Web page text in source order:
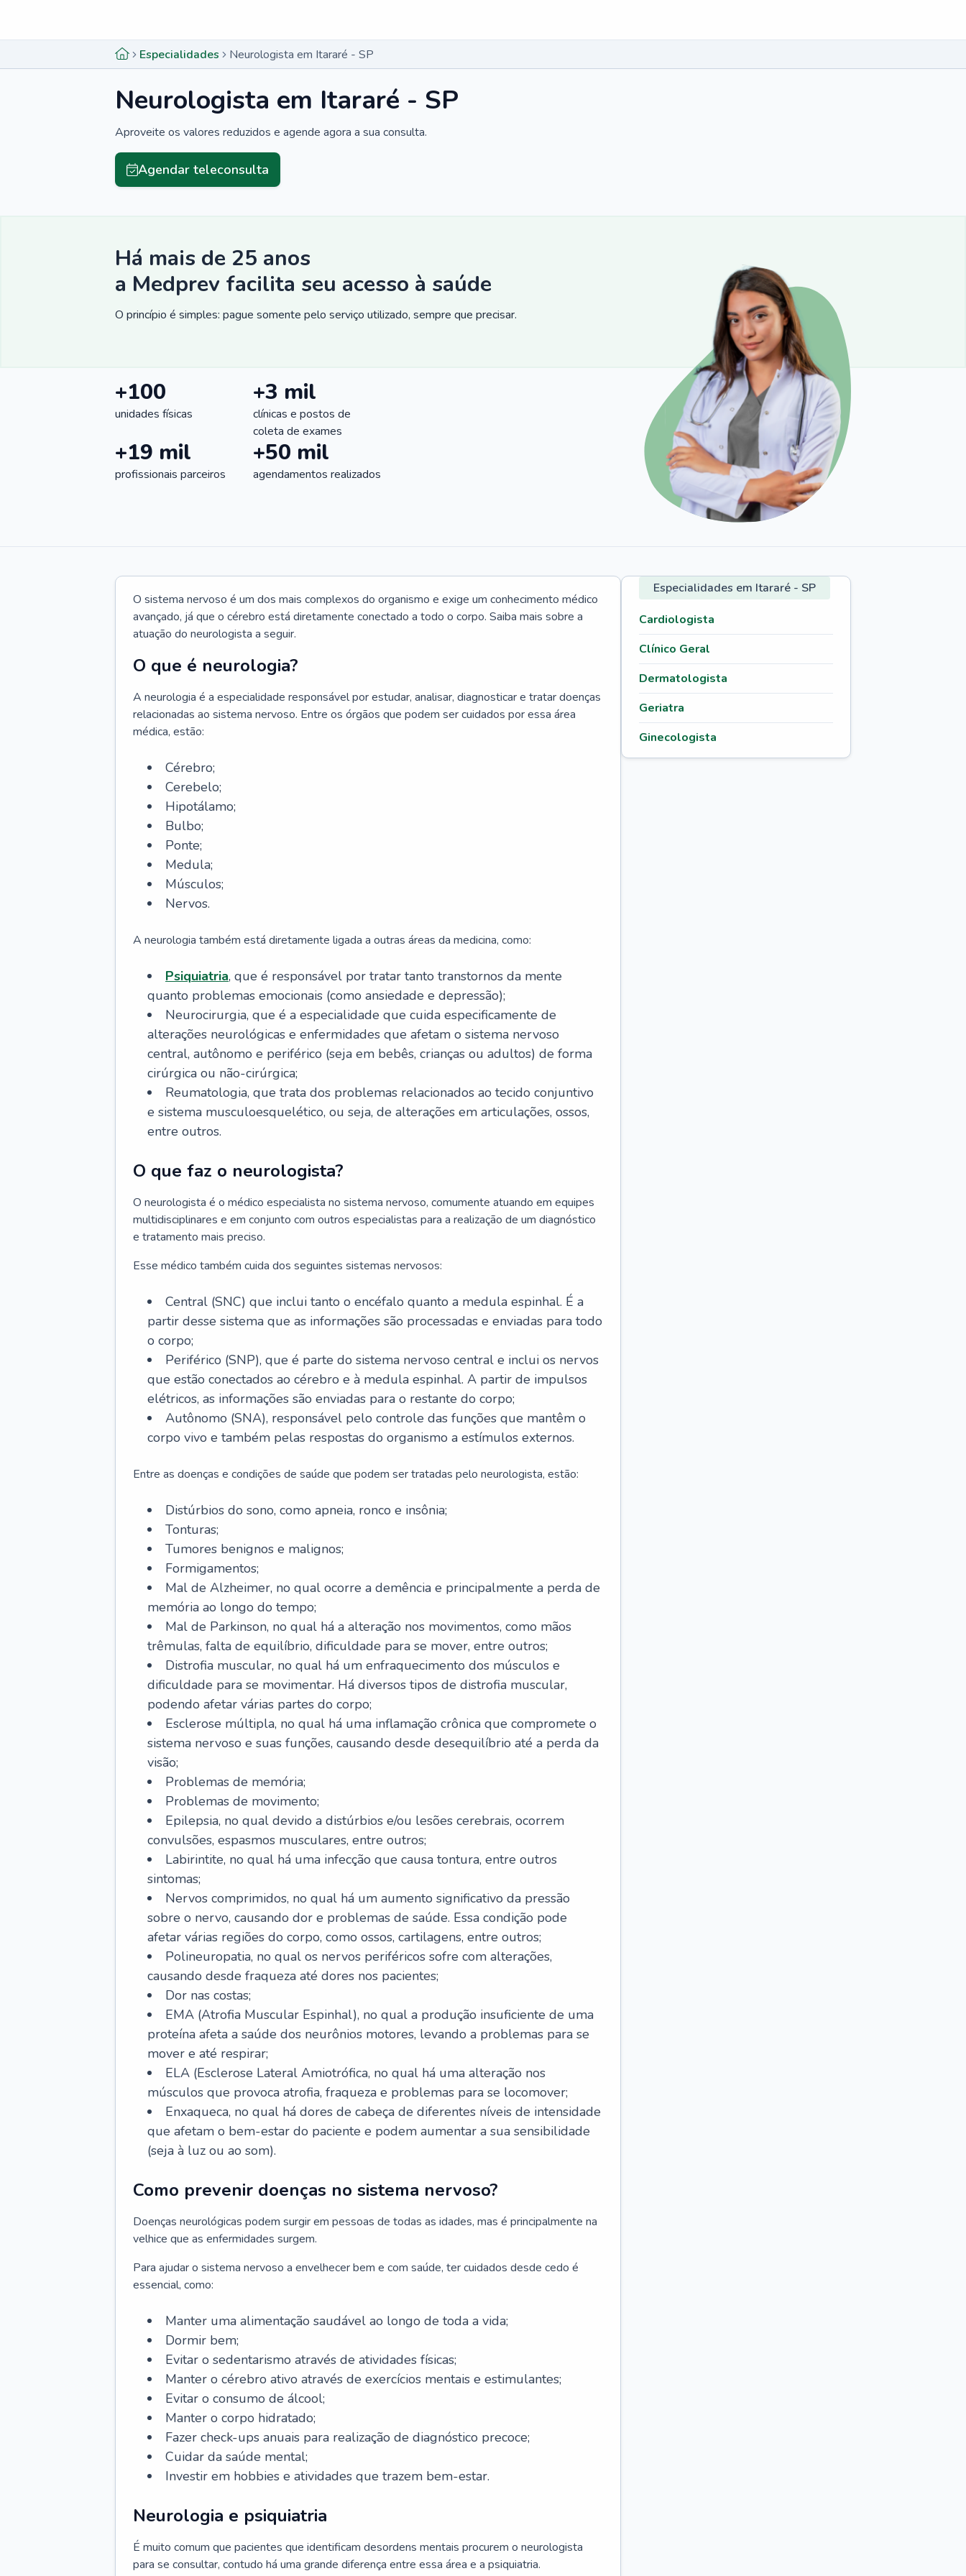
Especialidades Neurologista em Itararé - SP
Neurologista em Itararé - SP
Aproveite os valores reduzidos e agende agora a sua consulta.
Agendar teleconsulta
Há mais de 25 anos
a Medprev facilita seu acesso à saúde
O princípio é simples: pague somente pelo serviço utilizado, sempre que precisar.
+100
unidades físicas
+3 mil
clínicas e postos de
coleta de exames
+19 mil
profissionais parceiros
+50 mil
agendamentos realizados
O sistema nervoso é um dos mais complexos do organismo e exige um conhecimento médico
avançado, já que o cérebro está diretamente conectado a todo o corpo. Saiba mais sobre a
atuação do neurologista a seguir.
O que é neurologia?
A neurologia é a especialidade responsável por estudar, analisar, diagnosticar e tratar doenças
relacionadas ao sistema nervoso. Entre os órgãos que podem ser cuidados por essa área
médica, estão:
Cérebro;
Cerebelo;
Hipotálamo;
Bulbo;
Ponte;
Medula;
Músculos;
Nervos.
A neurologia também está diretamente ligada a outras áreas da medicina, como:
Psiquiatria, que é responsável por tratar tanto transtornos da mente
quanto problemas emocionais (como ansiedade e depressão);
Neurocirurgia, que é a especialidade que cuida especificamente de
alterações neurológicas e enfermidades que afetam o sistema nervoso
central, autônomo e periférico (seja em bebês, crianças ou adultos) de forma
cirúrgica ou não-cirúrgica;
Reumatologia, que trata dos problemas relacionados ao tecido conjuntivo
e sistema musculoesquelético, ou seja, de alterações em articulações, ossos,
entre outros.
O que faz o neurologista?
O neurologista é o médico especialista no sistema nervoso, comumente atuando em equipes
multidisciplinares e em conjunto com outros especialistas para a realização de um diagnóstico
e tratamento mais preciso.
Esse médico também cuida dos seguintes sistemas nervosos:
Central (SNC) que inclui tanto o encéfalo quanto a medula espinhal. É a
partir desse sistema que as informações são processadas e enviadas para todo
o corpo;
Periférico (SNP), que é parte do sistema nervoso central e inclui os nervos
que estão conectados ao cérebro e à medula espinhal. A partir de impulsos
elétricos, as informações são enviadas para o restante do corpo;
Autônomo (SNA), responsável pelo controle das funções que mantêm o
corpo vivo e também pelas respostas do organismo a estímulos externos.
Entre as doenças e condições de saúde que podem ser tratadas pelo neurologista, estão:
Distúrbios do sono, como apneia, ronco e insônia;
Tonturas;
Tumores benignos e malignos;
Formigamentos;
Mal de Alzheimer, no qual ocorre a demência e principalmente a perda de
memória ao longo do tempo;
Mal de Parkinson, no qual há a alteração nos movimentos, como mãos
trêmulas, falta de equilíbrio, dificuldade para se mover, entre outros;
Distrofia muscular, no qual há um enfraquecimento dos músculos e
dificuldade para se movimentar. Há diversos tipos de distrofia muscular,
podendo afetar várias partes do corpo;
Esclerose múltipla, no qual há uma inflamação crônica que compromete o
sistema nervoso e suas funções, causando desde desequilíbrio até a perda da
visão;
Problemas de memória;
Problemas de movimento;
Epilepsia, no qual devido a distúrbios e/ou lesões cerebrais, ocorrem
convulsões, espasmos musculares, entre outros;
Labirintite, no qual há uma infecção que causa tontura, entre outros
sintomas;
Nervos comprimidos, no qual há um aumento significativo da pressão
sobre o nervo, causando dor e problemas de saúde. Essa condição pode
afetar várias regiões do corpo, como ossos, cartilagens, entre outros;
Polineuropatia, no qual os nervos periféricos sofre com alterações,
causando desde fraqueza até dores nos pacientes;
Dor nas costas;
EMA (Atrofia Muscular Espinhal), no qual a produção insuficiente de uma
proteína afeta a saúde dos neurônios motores, levando a problemas para se
mover e até respirar;
ELA (Esclerose Lateral Amiotrófica, no qual há uma alteração nos
músculos que provoca atrofia, fraqueza e problemas para se locomover;
Enxaqueca, no qual há dores de cabeça de diferentes níveis de intensidade
que afetam o bem-estar do paciente e podem aumentar a sua sensibilidade
(seja à luz ou ao som).
Como prevenir doenças no sistema nervoso?
Doenças neurológicas podem surgir em pessoas de todas as idades, mas é principalmente na
velhice que as enfermidades surgem.
Para ajudar o sistema nervoso a envelhecer bem e com saúde, ter cuidados desde cedo é
essencial, como:
Manter uma alimentação saudável ao longo de toda a vida;
Dormir bem;
Evitar o sedentarismo através de atividades físicas;
Manter o cérebro ativo através de exercícios mentais e estimulantes;
Evitar o consumo de álcool;
Manter o corpo hidratado;
Fazer check-ups anuais para realização de diagnóstico precoce;
Cuidar da saúde mental;
Investir em hobbies e atividades que trazem bem-estar.
Neurologia e psiquiatria
É muito comum que pacientes que identificam desordens mentais procurem o neurologista
para se consultar, contudo há uma grande diferença entre essa área e a psiquiatria.
Especialidades em Itararé - SP
Cardiologista
Clínico Geral
Dermatologista
Geriatra
Ginecologista